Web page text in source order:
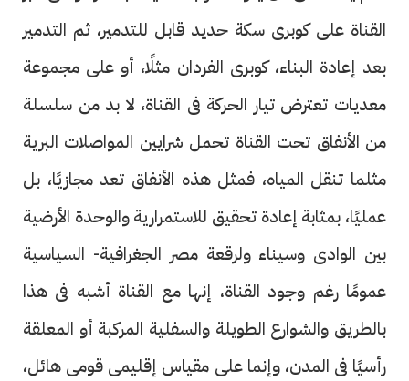
القناة على كوبرى سكة حديد قابل للتدمير، ثم التدمير
بعد إعادة البناء، كوبرى الفردان مثلًا، أو على مجموعة
معديات تعترض تيار الحركة فى القناة، لا بد من سلسلة
من الأنفاق تحت القناة تحمل شرايين المواصلات البرية
مثلما تنقل المياه، فمثل هذه الأنفاق تعد مجازيًا، بل
عمليًا، بمثابة إعادة تحقيق للاستمرارية والوحدة الأرضية
بين الوادى وسيناء ولرقعة مصر الجغرافية- السياسية
عمومًا رغم وجود القناة، إنها مع القناة أشبه فى هذا
بالطريق والشوارع الطويلة والسفلية المركبة أو المعلقة
رأسيًا فى المدن، وإنما على مقياس إقليمى قومى هائل،